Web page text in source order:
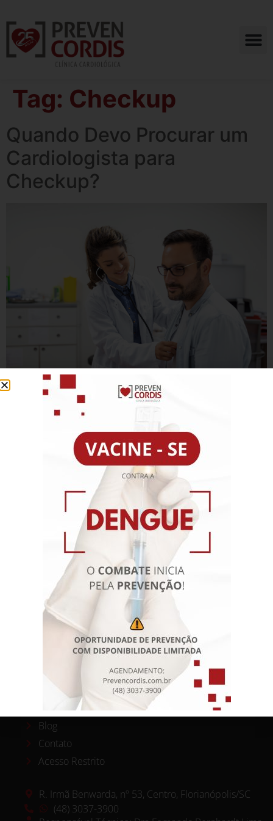
Tag: Checkup
Quando Devo Procurar um
Cardiologista para
Checkup?
Descubra a importância do checkup, quando começar e
quais sinais indicam a necessidade de procurar um
cardiologista. Prevenção salva vidas!
Agendamento Online
Resultados de Exames
Consultas
Baixe o App
Equipe
A Clínica
Convênios
Blog
Contato
Acesso Restrito
R. Irmã Benwarda, nº 53, Centro, Florianópolis/SC
(48) 3037-3900